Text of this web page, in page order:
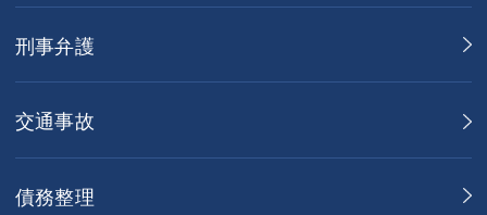
刑事弁護
交通事故
債務整理